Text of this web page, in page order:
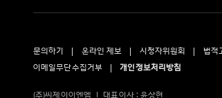
문의하기 온라인 제보 시청자위원회 법적
이메일무단수집거부
개인정보처리방침
(주)씨제이이엔엠 대표이사 : 윤상현